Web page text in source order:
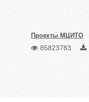
Проекты МЦИТО
85823783